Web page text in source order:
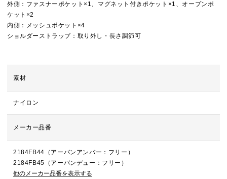
外側：ファスナーポケット×1、マグネット付きポケット×1、オープンポ
ケット×2
内側：メッシュポケット×4
ショルダーストラップ：取り外し・長さ調節可
素材
ナイロン
メーカー品番
2184FB44（アーバンアンバー：フリー）
2184FB45（アーバンデュー：フリー）
他のメーカー品番を表示する